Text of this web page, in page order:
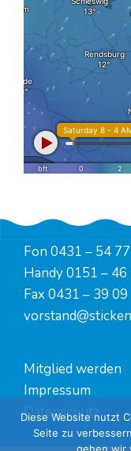
Fon0431 – 54
Handy0151 – 46
Fax 0431 – 39 09
Mitglied werden
Impressum
Datenschutz
Diese Website nutzt
Seite zu